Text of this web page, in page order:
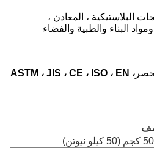
ASTM ، JIS ، CE ، ISO ، EN ،
نيوتن)